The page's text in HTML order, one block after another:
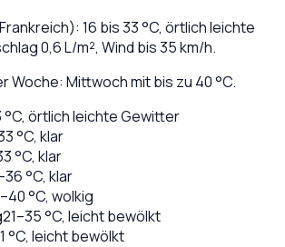
Frankreich): 16 bis33°C, örtlich leichte
0,6L/m², Wind bis35km/h.
Woche: Mittwoch mit bis zu 40 °C.
°C, örtlich leichte Gewitter
°C, klar
°C, klar
36°C, klar
–40°C, wolkig
21–35°C, leicht bewölkt
°C, leicht bewölkt